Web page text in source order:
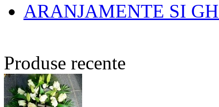
ARANJAMENTE SI
Produse recente